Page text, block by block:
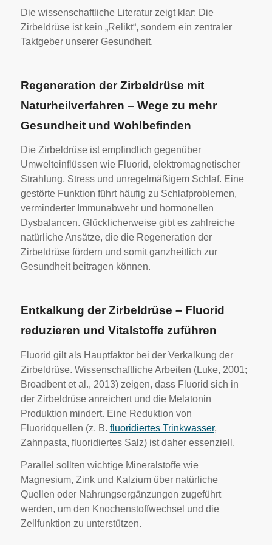
Die wissenschaftliche Literatur zeigt klar: Die
Zirbeldrüse ist kein „Relikt“, sondern ein zentraler
Taktgeber unserer Gesundheit.
Regeneration der Zirbeldrüse mit
Naturheilverfahren – Wege zu mehr
Gesundheit und Wohlbefinden
Die Zirbeldrüse ist empfindlich gegenüber
Umwelteinflüssen wie Fluorid, elektromagnetischer
Strahlung, Stress und unregelmäßigem Schlaf. Eine
gestörte Funktion führt häufig zu Schlafproblemen,
verminderter Immunabwehr und hormonellen
Dysbalancen. Glücklicherweise gibt es zahlreiche
natürliche Ansätze, die die Regeneration der
Zirbeldrüse fördern und somit ganzheitlich zur
Gesundheit beitragen können.
Entkalkung der Zirbeldrüse – Fluorid
reduzieren und Vitalstoffe zuführen
Fluorid gilt als Hauptfaktor bei der Verkalkung der
Zirbeldrüse. Wissenschaftliche Arbeiten (Luke, 2001;
Broadbent et al., 2013) zeigen, dass Fluorid sich in
der Zirbeldrüse anreichert und die Melatonin
Produktion mindert. Eine Reduktion von
Fluoridquellen (z. B. fluoridiertes Trinkwasser,
Zahnpasta, fluoridiertes Salz) ist daher essenziell.
Parallel sollten wichtige Mineralstoffe wie
Magnesium, Zink und Kalzium über natürliche
Quellen oder Nahrungsergänzungen zugeführt
werden, um den Knochenstoffwechsel und die
Zellfunktion zu unterstützen.